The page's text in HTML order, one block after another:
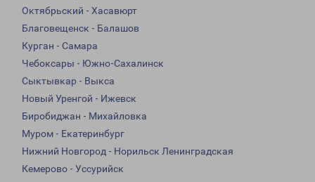
Октябрьский - Хасавюрт
Благовещенск - Балашов
Курган - Самара
Чебоксары - Южно-Сахалинск
Сыктывкар - Выкса
Новый Уренгой - Ижевск
Биробиджан - Михайловка
Муром - Екатеринбург
Нижний Новгород - Норильск Ленинградская
Кемерово - Уссурийск